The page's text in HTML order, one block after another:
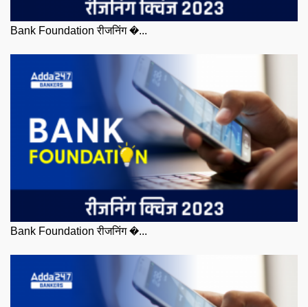
Bank Foundation रीजनिंग �...
Bank Foundation रीजनिंग �...